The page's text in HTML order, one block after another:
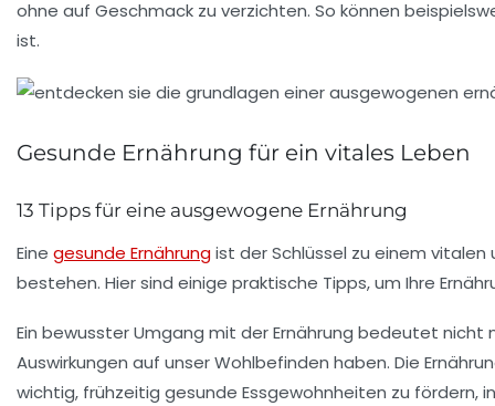
ohne auf Geschmack zu verzichten. So können
ist.
Gesunde Ernährung für ein vitales Leben
13 Tipps für eine ausgewogene Ernährung
Eine gesunde Ernährungist der Schlüssel zu einem
bestehen. Hier sind einige praktische Tipps, um Ihre
Ein bewusster Umgang mit der Ernährung bedeutet nicht
Auswirkungen auf unserWohlbefinden haben. Die
wichtig, frühzeitig gesunde Essgewohnheiten zu fördern,